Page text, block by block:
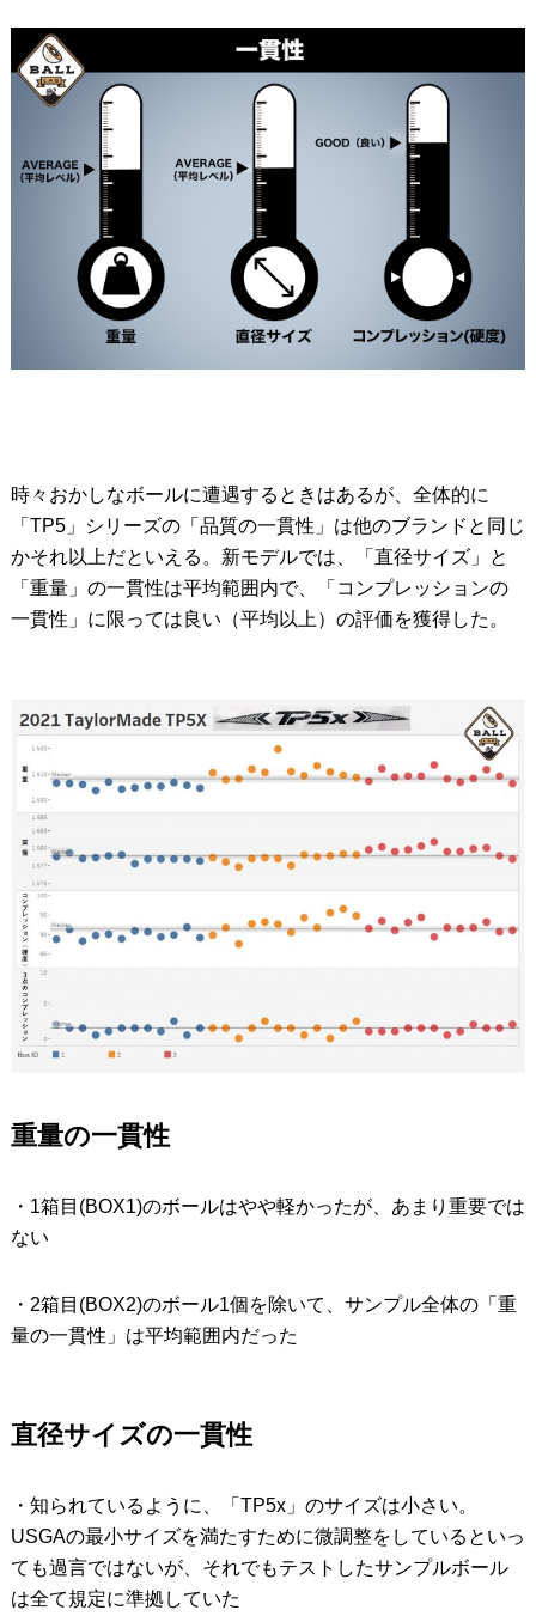
時々おかしなボールに遭遇するときはあるが、全体的に
「TP5」シリーズの「品質の一貫性」は他のブランドと同じ
かそれ以上だといえる。新モデルでは、「直径サイズ」と
「重量」の一貫性は平均範囲内で、「コンプレッションの
一貫性」に限っては良い（平均以上）の評価を獲得した。
重量の一貫性
・1箱目(BOX1)のボールはやや軽かったが、あまり重要では
ない
・2箱目(BOX2)のボール1個を除いて、サンプル全体の「重
量の一貫性」は平均範囲内だった
直径サイズの一貫性
・知られているように、「TP5x」のサイズは小さい。
USGAの最小サイズを満たすために微調整をしているといっ
ても過言ではないが、それでもテストしたサンプルボール
は全て規定に準拠していた